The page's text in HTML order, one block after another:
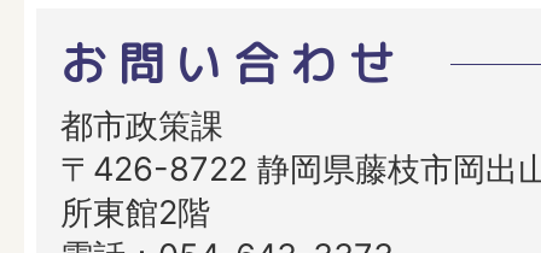
お問い合わせ
都市政策課
〒426-8722 静岡県藤枝市岡出
所東館2階